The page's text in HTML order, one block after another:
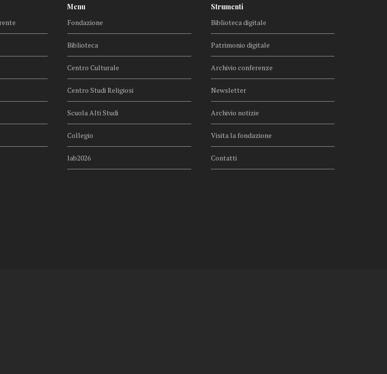
Menu
Fondazione
Biblioteca
Centro Culturale
Centro Studi Religiosi
Scuola Alti Studi
Collegio
lab2026
Strumenti
Biblioteca digitale
Patrimonio digitale
Archivio conferenze
Newsletter
Archivio notizie
Visita la fondazione
Contatti